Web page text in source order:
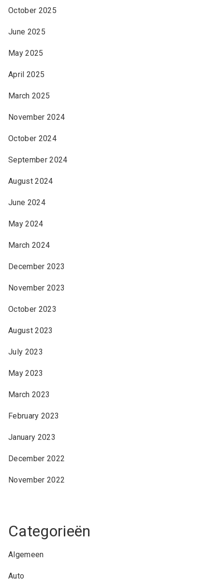
October 2025
June 2025
May 2025
April 2025
March 2025
November 2024
October 2024
September 2024
August 2024
June 2024
May 2024
March 2024
December 2023
November 2023
October 2023
August 2023
July 2023
May 2023
March 2023
February 2023
January 2023
December 2022
November 2022
Categorieën
Algemeen
Auto